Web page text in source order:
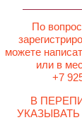
По
можете
или в
+7
В